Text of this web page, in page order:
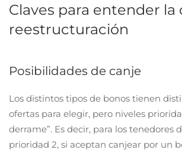
Claves para entender la
reestructuración
Posibilidades de canje
Los distintos tipos de bonos tienen
ofertas para elegir, pero niveles
derrame”. Es decir, para los tenedores
prioridad 2, si aceptan canjear por un